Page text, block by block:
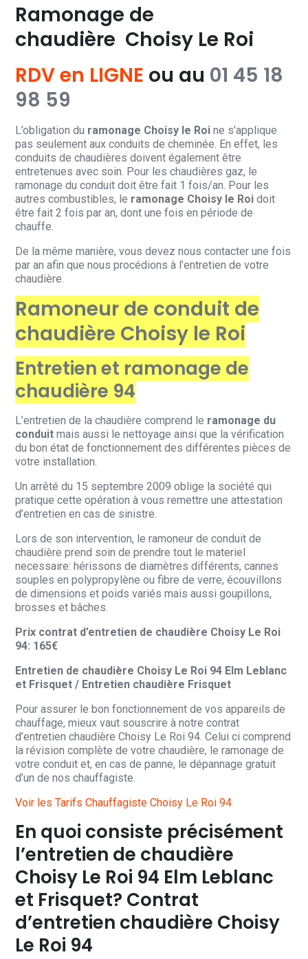
Ramonage de
chaudière Choisy Le Roi
RDV en LIGNE ou au 01 45 18
98 59
L’obligation du ramonage Choisy le Roi ne s’applique
pas seulement aux conduits de cheminée. En effet, les
conduits de chaudières doivent également être
entretenues avec soin. Pour les chaudières gaz, le
ramonage du conduit doit être fait 1 fois/an. Pour les
autres combustibles, le ramonage Choisy le Roi doit
être fait 2 fois par an, dont une fois en période de
chauffe.
De la même manière, vous devez nous contacter une fois
par an afin que nous procédions à l’entretien de votre
chaudière.
Ramoneur de conduit de
chaudière Choisy le Roi
Entretien et ramonage de
chaudière 94
L’entretien de la chaudière comprend le ramonage du
conduit mais aussi le nettoyage ainsi que la vérification
du bon état de fonctionnement des différentes pièces de
votre installation.
Un arrêté du 15 septembre 2009 oblige la société qui
pratique cette opération à vous remettre une attestation
d’entretien en cas de sinistre.
Lors de son intervention, le ramoneur de conduit de
chaudière prend soin de prendre tout le materiel
necessaire: hérissons de diamètres différents, cannes
souples en polypropylène ou fibre de verre, écouvillons
de dimensions et poids variés mais aussi goupillons,
brosses et bâches.
Prix contrat d’entretien de chaudière Choisy Le Roi
94: 165€
Entretien de chaudière Choisy Le Roi 94 Elm Leblanc
et Frisquet / Entretien chaudière Frisquet
Pour assurer le bon fonctionnement de vos appareils de
chauffage, mieux vaut souscrire à notre contrat
d’entretien chaudière Choisy Le Roi 94. Celui ci comprend
la révision complète de votre chaudière, le ramonage de
votre conduit et, en cas de panne, le dépannage gratuit
d’un de nos chauffagiste.
Voir les Tarifs Chauffagiste Choisy Le Roi 94
En quoi consiste précisément
l’entretien de chaudière
Choisy Le Roi 94 Elm Leblanc
et Frisquet? Contrat
d’entretien chaudière Choisy
Le Roi 94